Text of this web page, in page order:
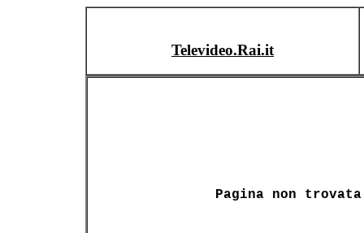
Televideo.Rai.it
Pagina non trovata